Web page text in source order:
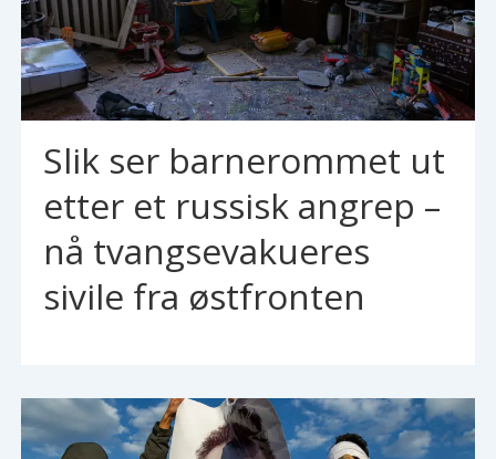
Slik ser barnerommet ut
etter et russisk angrep –
nå tvangsevakueres
sivile fra østfronten